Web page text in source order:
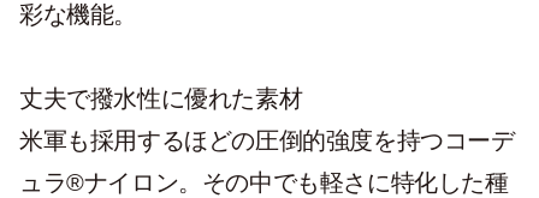
彩な機能。
丈夫で撥水性に優れた素材
米軍も採用するほどの圧倒的強度を持つコーデ
ュラ®︎ナイロン。その中でも軽さに特化した種